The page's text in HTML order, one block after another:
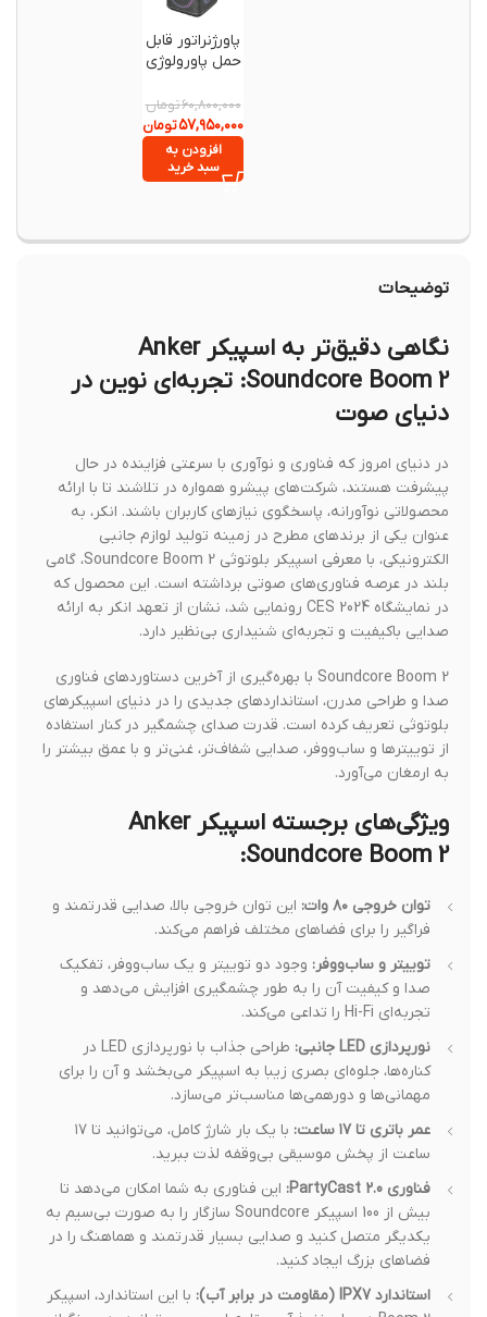
پاورژنراتور قابل
حمل پاورولوژی
PPBCHA37 با
اسپیکر Hi-Fi
یکپارچه
۶۰,۸۰۰,۰۰۰تومان
۵۷,۹۵۰,۰۰۰تومان
افزودن به
سبد خرید
توضیحات
نگاهی دقیق‌تر به اسپیکر Anker
Soundcore Boom 2: تجربه‌ای نوین در
دنیای صوت
در دنیای امروز که فناوری و نوآوری با سرعتی فزاینده در حال
پیشرفت هستند، شرکت‌های پیشرو همواره در تلاشند تا با ارائه
محصولاتی نوآورانه، پاسخگوی نیازهای کاربران باشند. انکر، به
عنوان یکی از برندهای مطرح در زمینه تولید لوازم جانبی
الکترونیکی، با معرفی اسپیکر بلوتوثی Soundcore Boom 2، گامی
بلند در عرصه فناوری‌های صوتی برداشته است. این محصول که
در نمایشگاه CES 2024 رونمایی شد، نشان از تعهد انکر به ارائه
صدایی باکیفیت و تجربه‌ای شنیداری بی‌نظیر دارد.
Soundcore Boom 2 با بهره‌گیری از آخرین دستاوردهای فناوری
صدا و طراحی مدرن، استانداردهای جدیدی را در دنیای اسپیکرهای
بلوتوثی تعریف کرده است. قدرت صدای چشمگیر در کنار استفاده
از توییترها و ساب‌ووفر، صدایی شفاف‌تر، غنی‌تر و با عمق بیشتر را
به ارمغان می‌آورد.
ویژگی‌های برجسته اسپیکر Anker
Soundcore Boom 2:
توان خروجی ۸۰ وات:
این توان خروجی بالا، صدایی قدرتمند و
فراگیر را برای فضاهای مختلف فراهم می‌کند.
توییتر و ساب‌ووفر:وجود دو توییتر و یک ساب‌ووفر، تفکیک
صدا و کیفیت آن را به طور چشمگیری افزایش می‌دهد و
تجربه‌ای Hi-Fi را تداعی می‌کند.
نورپردازی LED جانبی:
طراحی جذاب با نورپردازی LED در
کناره‌ها، جلوه‌ای بصری زیبا به اسپیکر می‌بخشد و آن را برای
مهمانی‌ها و دورهمی‌ها مناسب‌تر می‌سازد.
عمر باتری تا ۱۷ ساعت:
با یک بار شارژ کامل، می‌توانید تا ۱۷
ساعت از پخش موسیقی بی‌وقفه لذت ببرید.
فناوری PartyCast 2.0:
این فناوری به شما امکان می‌دهد تا
بیش از 100 اسپیکر Soundcore سازگار را به صورت بی‌سیم به
یکدیگر متصل کنید و صدایی بسیار قدرتمند و هماهنگ را در
فضاهای بزرگ ایجاد کنید.
استاندارد IPX7 (مقاومت در برابر آب):
با این استاندارد، اسپیکر